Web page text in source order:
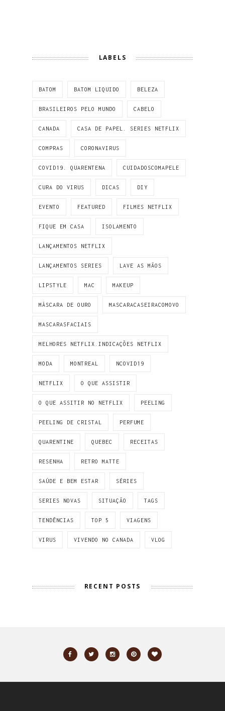
LABELS
BATOM BATOM LIQUIDO BELEZA
BRASILEIROS PELO MUNDO CABELO
CANADA CASA DE PAPEL. SERIES NETFLIX
COMPRAS CORONAVIRUS
COVID19. QUARENTENA CUIDADOSCOMAPELE
CURA DO VIRUS DICAS DIY
EVENTO FEATURED FILMES NETFLIX
FIQUE EM CASA ISOLAMENTO
LANÇAMENTOS NETFLIX
LANÇAMENTOS SERIES LAVE AS MÃOS
LIPSTYLE MAC MAKEUP
MÁSCARA DE OURO MASCARACASEIRACOMOVO
MASCARASFACIAIS
MELHORES NETFLIX.INDICAÇÕES NETFLIX
MODA MONTREAL NCOVID19
NETFLIX O QUE ASSISTIR
O QUE ASSITIR NO NETFLIX PEELING
PEELING DE CRISTAL PERFUME
QUARENTINE QUEBEC RECEITAS
RESENHA RETRO MATTE
SAÚDE E BEM ESTAR SÉRIES
SERIES NOVAS SITUAÇÃO TAGS
TENDÊNCIAS TOP 5 VIAGENS
VIRUS VIVENDO NO CANADA VLOG
RECENT POSTS